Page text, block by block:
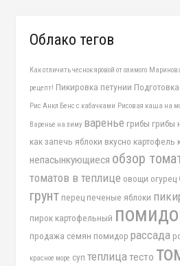
Облако тегов
Как отличить чеснок яровой от озимого
рецепт! Пикировка петунии
Рис Анкл Бенс с кабачками Рисовая каша на
Варенье на зиму варенье грибы грибы
как запечь яблоки вкусно картофель
непасынкующиеся обзор
томатов в теплице овощи огурец
грунт перец печеные яблоки
пирок картофельный
продажа семян помидор рассада
красное море суп теплица тесто